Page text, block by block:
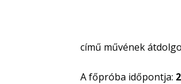
című művének
A főpróba időpontja: